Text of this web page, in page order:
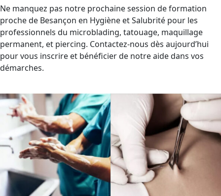
Ne manquez pas notre prochaine session de formation
proche de Besançon en Hygiène et Salubrité pour les
professionnels du microblading, tatouage, maquillage
permanent, et piercing. Contactez-nous dès aujourd’hui
pour vous inscrire et bénéficier de notre aide dans vos
démarches.